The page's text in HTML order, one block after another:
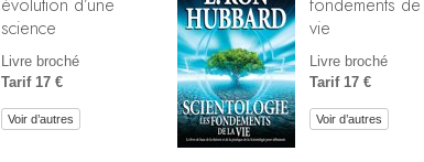
science
Livre broché
Tarif 17 €
Voir d’autres
vie
Livre broché
Tarif 17 €
Voir d’autres